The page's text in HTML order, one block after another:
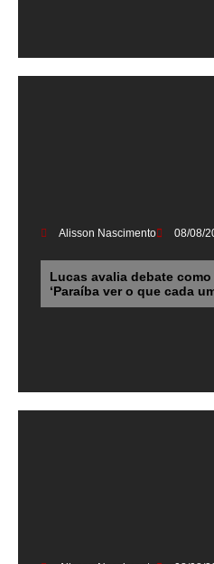
Alisson Nascimento 08/08/
Lucas avalia debate
‘Paraíba ver o que cada